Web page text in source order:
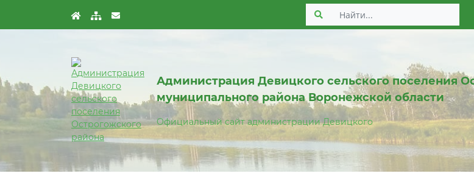
Администрация Девицкого сельского поселения
муниципального района Воронежской области
Официальный сайт администрации Девицкого